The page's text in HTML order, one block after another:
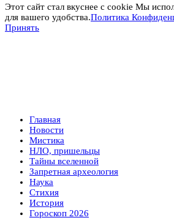
Этот сайт стал вкуснее с cookie Мы
для вашего удобства.Политика
Принять
Главная
Новости
Мистика
НЛО, пришельцы
Тайны вселенной
Запретная археология
Наука
Стихия
История
Гороскоп 2026